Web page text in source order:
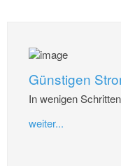
Günstigen
In wenigen
weiter...